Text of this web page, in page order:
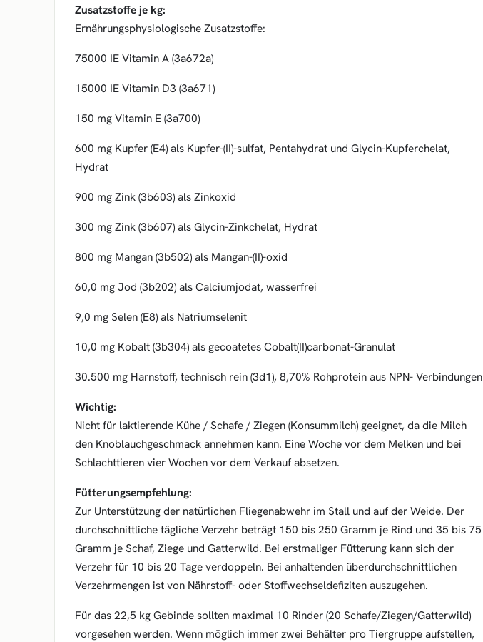
Zusatzstoffe je kg:
Ernährungsphysiologische Zusatzstoffe:
75000 IE Vitamin A (3a672a)
15000 IE Vitamin D3 (3a671)
150 mg Vitamin E (3a700)
600 mg Kupfer (E4) als Kupfer-(II)-sulfat, Pentahydrat und Glycin-Kupferchelat,
Hydrat
900 mg Zink (3b603) als Zinkoxid
300 mg Zink (3b607) als Glycin-Zinkchelat, Hydrat
800 mg Mangan (3b502) als Mangan-(II)-oxid
60,0 mg Jod (3b202) als Calciumjodat, wasserfrei
9,0 mg Selen (E8) als Natriumselenit
10,0 mg Kobalt (3b304) als gecoatetes Cobalt(II)carbonat-Granulat
30.500 mg Harnstoff, technisch rein (3d1), 8,70% Rohprotein aus NPN- Verbindungen
Wichtig:
Nicht für laktierende Kühe / Schafe / Ziegen (Konsummilch) geeignet, da die Milch
den Knoblauchgeschmack annehmen kann. Eine Woche vor dem Melken und bei
Schlachttieren vier Wochen vor dem Verkauf absetzen.
Fütterungsempfehlung:
Zur Unterstützung der natürlichen Fliegenabwehr im Stall und auf der Weide. Der
durchschnittliche tägliche Verzehr beträgt 150 bis 250 Gramm je Rind und 35 bis 75
Gramm je Schaf, Ziege und Gatterwild. Bei erstmaliger Fütterung kann sich der
Verzehr für 10 bis 20 Tage verdoppeln. Bei anhaltenden überdurchschnittlichen
Verzehrmengen ist von Nährstoff- oder Stoffwechseldefiziten auszugehen.
Für das 22,5 kg Gebinde sollten maximal 10 Rinder (20 Schafe/Ziegen/Gatterwild)
vorgesehen werden. Wenn möglich immer zwei Behälter pro Tiergruppe aufstellen,